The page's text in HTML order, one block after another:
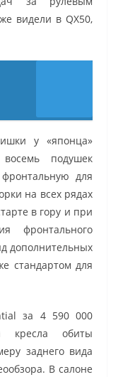
видели в QX50,
у «японца»
подушек
для
на всех рядах
в гору и при
фронтального
дополнительных
стандартом для
за 4 590 000
кресла обиты
заднего вида
В салоне